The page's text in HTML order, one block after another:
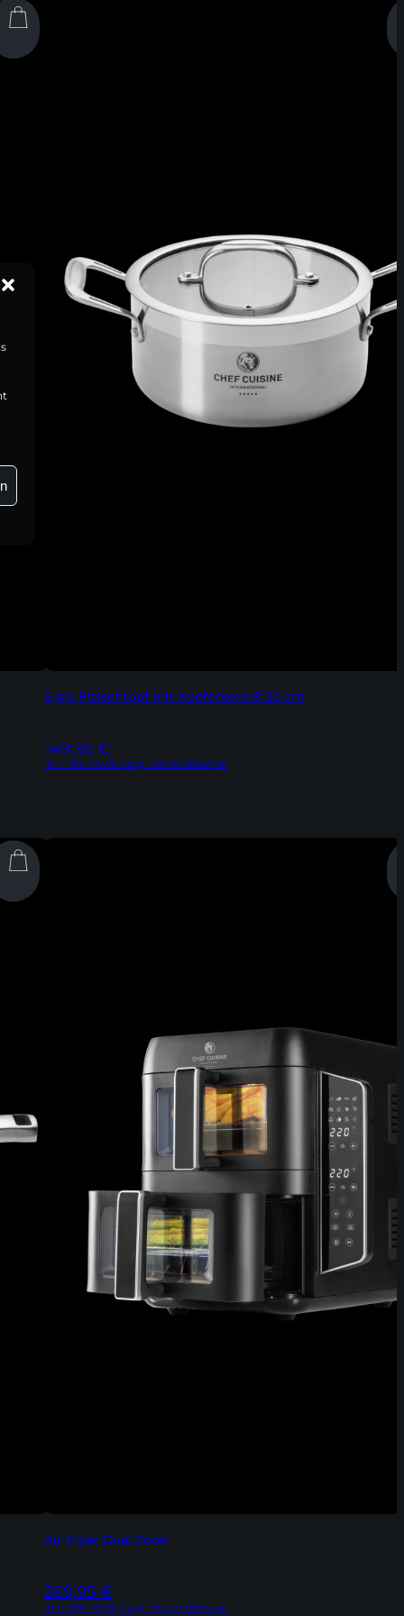
5-ply Fleischtopf mit Kupferkern Ø 20 cm
149,95 €
Inkl. 19% MwSt | zzgl. Versandkosten
Air Fryer Dual Zone
269,95 €
Inkl. 19% MwSt | zzgl. Versandkosten